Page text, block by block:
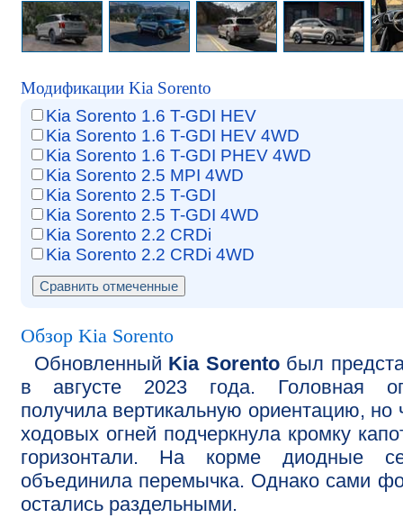
Модификации Kia Sorento
Kia Sorento 1.6 T-GDI HEV
Kia Sorento 1.6 T-GDI HEV 4WD
Kia Sorento 1.6 T-GDI PHEV 4WD
Kia Sorento 2.5 MPI 4WD
Kia Sorento 2.5 T-GDI
Kia Sorento 2.5 T-GDI 4WD
Kia Sorento 2.2 CRDi
Kia Sorento 2.2 CRDi 4WD
Обзор Kia Sorento
Обновленный Kia Sorentoбыл
в августе 2023 года. Головная
получила вертикальную ориентацию, но
ходовых огней подчеркнула кромку
горизонтали. На корме диодные
объединила перемычка. Однако сами
остались раздельными.